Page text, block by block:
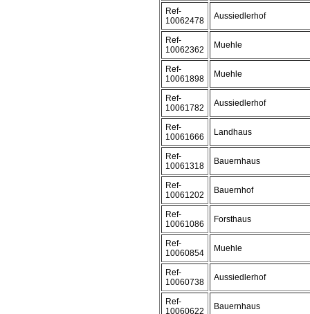
Ref-
10062478
Aussiedlerhof
Ref-
10062362
Muehle
Ref-
10061898
Muehle
Ref-
10061782
Aussiedlerhof
Ref-
10061666
Landhaus
Ref-
10061318
Bauernhaus
Ref-
10061202
Bauernhof
Ref-
10061086
Forsthaus
Ref-
10060854
Muehle
Ref-
10060738
Aussiedlerhof
Ref-
10060622
Bauernhaus